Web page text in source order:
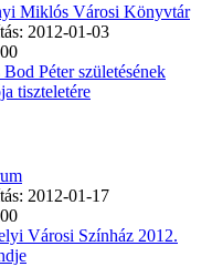
Miklós Városi Könyvtár
2012-01-03
Péter születésének
tiszteletére
2012-01-17
Városi Színház 2012.